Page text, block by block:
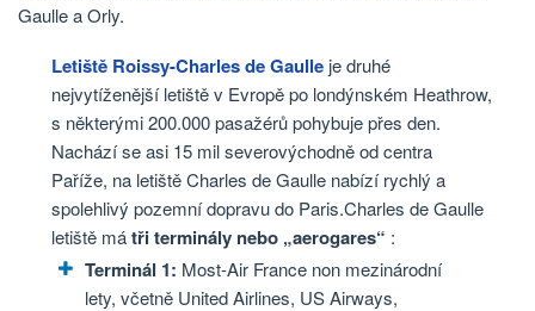
Gaulle a Orly.
Letiště Roissy-Charles de Gaulle je druhé
nejvytíženější letiště v Evropě po londýnském Heathrow,
s některými 200.000 pasažérů pohybuje přes den.
Nachází se asi 15 mil severovýchodně od centra
Paříže, na letiště Charles de Gaulle nabízí rychlý a
spolehlivý pozemní dopravu do Paris.Charles de Gaulle
letiště mátři terminály nebo „aerogares“ :
Terminál 1: Most-Air France non mezinárodní
lety, včetně United Airlines, US Airways,